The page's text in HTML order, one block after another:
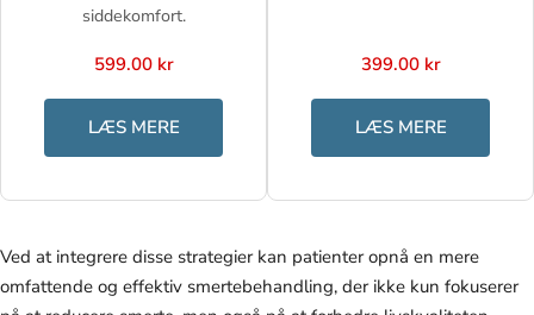
siddekomfort.
599.00 kr
LÆS MERE
399.00 kr
LÆS MERE
Ved at integrere disse strategier kan patienter opnå en mere
omfattende og effektiv smertebehandling, der ikke kun fokuserer